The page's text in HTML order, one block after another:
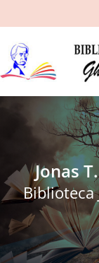
Despre
Pagina
Ştiri şi
Programe şi
Interes
Jonas
Biblioteca